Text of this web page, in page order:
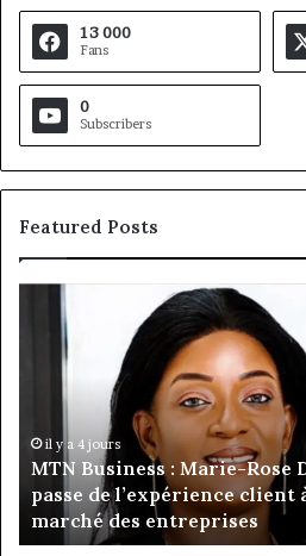
13 000
Fans
0
Subscribers
Featured Posts
Business
Marie-
Tchangoum
passe
de
l’expérience
client
il y a 4 jours
MTN Business : Marie-Rose
passe de l’expérience client
marché des entreprises